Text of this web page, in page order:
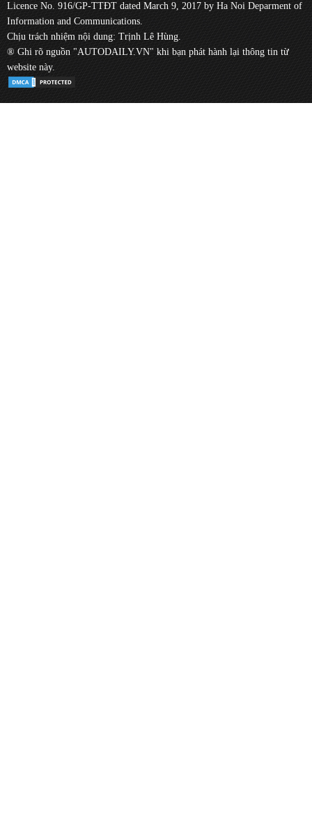
Licence No. 916/GP-TTĐT dated March 9, 2017 by Ha Noi Deparment of
Information and Communications.
Chịu trách nhiệm nội dung: Trịnh Lê Hùng.
® Ghi rõ nguồn "AUTODAILY.VN" khi bạn phát hành lại thông tin từ
website này.